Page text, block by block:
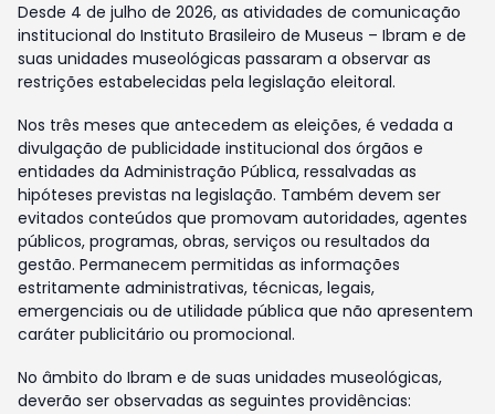
Desde 4 de julho de 2026, as atividades de comunicação
institucional do Instituto Brasileiro de Museus – Ibram e de
suas unidades museológicas passaram a observar as
restrições estabelecidas pela legislação eleitoral.
Nos três meses que antecedem as eleições, é vedada a
divulgação de publicidade institucional dos órgãos e
entidades da Administração Pública, ressalvadas as
hipóteses previstas na legislação. Também devem ser
evitados conteúdos que promovam autoridades, agentes
públicos, programas, obras, serviços ou resultados da
gestão. Permanecem permitidas as informações
estritamente administrativas, técnicas, legais,
emergenciais ou de utilidade pública que não apresentem
caráter publicitário ou promocional.
No âmbito do Ibram e de suas unidades museológicas,
deverão ser observadas as seguintes providências: